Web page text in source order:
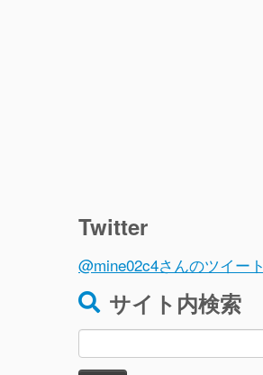
Twitter
@mine02c4さんのツイート
サイト内検索
索: